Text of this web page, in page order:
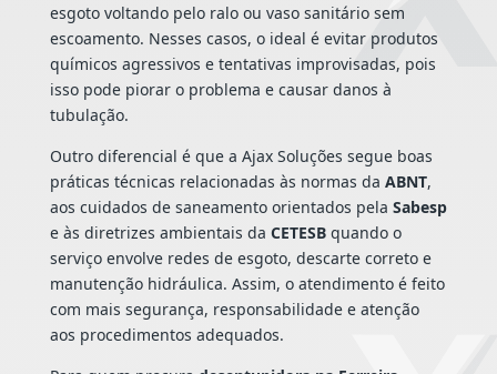
esgoto voltando pelo ralo ou vaso sanitário sem
escoamento. Nesses casos, o ideal é evitar produtos
químicos agressivos e tentativas improvisadas, pois
isso pode piorar o problema e causar danos à
tubulação.
Outro diferencial é que a Ajax Soluções segue boas
práticas técnicas relacionadas às normas da ABNT,
aos cuidados de saneamento orientados pela Sabesp
e às diretrizes ambientais da CETESBquando o
serviço envolve redes de esgoto, descarte correto e
manutenção hidráulica. Assim, o atendimento é feito
com mais segurança, responsabilidade e atenção
aos procedimentos adequados.